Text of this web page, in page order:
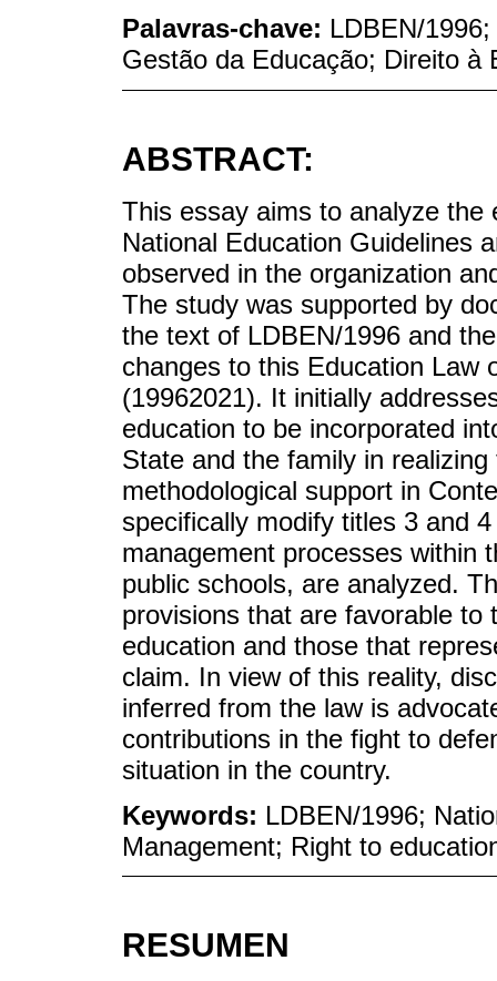
Palavras-chave: LDBEN/
Gestão da Educação; Direito à
ABSTRACT:
This essay aims to analyze
National Education Guidelines
observed in the organization
The study was supported by
the text of LDBEN/1996 and
changes to this Education Law
(19962021). It initially
education to be incorporated
State and the family in
methodological support in
specifically modify titles 3 and
management processes within
public schools, are analyzed.
provisions that are favorable
education and those that
claim. In view of this reality,
inferred from the law is
contributions in the fight to
situation in the country.
Keywords: LDBEN/1996;
Management; Right to
RESUMEN